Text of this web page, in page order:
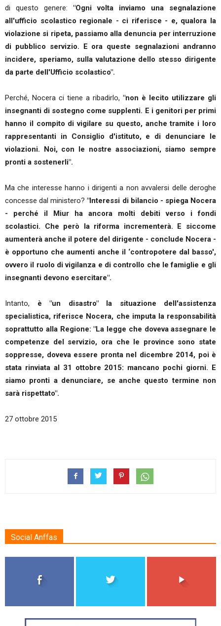
di questo genere: "Ogni volta inviamo una segnalazione
all'ufficio scolastico regionale - ci riferisce - e, qualora la
violazione si ripeta, passiamo alla denuncia per interruzione
di pubblico servizio. E ora queste segnalazioni andranno
incidere, speriamo, sulla valutazione dello stesso dirigente
da parte dell'Ufficio scolastico".
Perché, Nocera ci tiene a ribadirlo, "non è lecito utilizzare gli
insegnanti di sostegno come supplenti. E i genitori per primi
hanno il compito di vigilare su questo, anche tramite i loro
rappresentanti in Consiglio d'istituto, e di denunciare le
violazioni. Noi, con le nostre associazioni, siamo sempre
pronti a sostenerli".
Ma che interesse hanno i dirigenti a non avvalersi delle deroghe
concesse dal ministero?"Interessi di bilancio - spiega Nocera
- perché il Miur ha ancora molti debiti verso i fondi
scolastici. Che però la riforma incrementerà. E siccome
aumenterà anche il potere del dirigente - conclude Nocera -
è opportuno che aumenti anche il ‘contropotere dal basso',
ovvero il ruolo di vigilanza e di controllo che le famiglie e gli
insegnanti devono esercitare".
Intanto, è "un disastro" la situazione dell'assistenza
specialistica, riferisce Nocera, che imputa la responsabilità
soprattutto alla Regione: "La legge che doveva assegnare le
competenze del servizio, ora che le province sono state
soppresse, doveva essere pronta nel dicembre 2014, poi è
stata rinviata al 31 ottobre 2015: mancano pochi giorni. E
siamo pronti a denunciare, se anche questo termine non
sarà rispettato".
27 ottobre 2015
Social Anffas